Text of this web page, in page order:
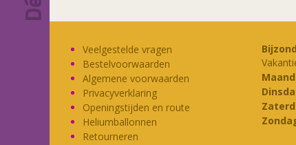
Veelgestelde vragen
Bestelvoorwaarden
Algemene voorwaarden
Privacyverklaring
Openingstijden en route
Heliumballonnen
Retourneren